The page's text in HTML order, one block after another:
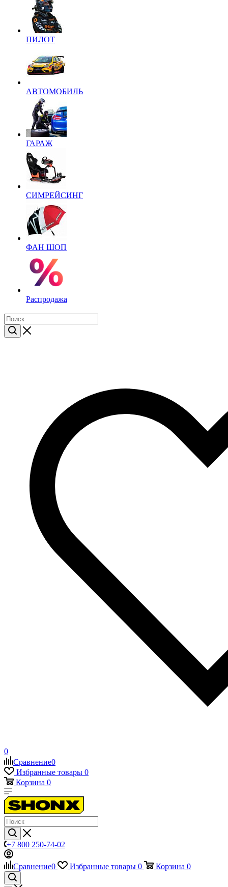
ПИЛОТ
АВТОМОБИЛЬ
ГАРАЖ
СИМРЕЙСИНГ
ФАН ШОП
Распродажа
0
Сравнение0
Избранные товары 0
Корзина 0
+7 800 250-74-02
Сравнение0 Избранные товары 0 Корзина 0